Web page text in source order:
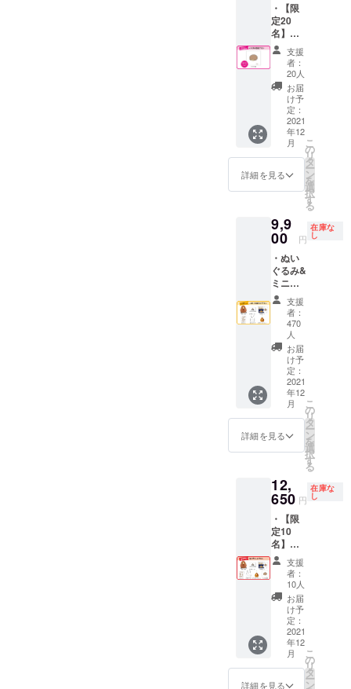
す。 消
費税と
送料を
含んだ
金額で
す。
・【限
定20
名】イ
ラスト
原画 こ
ちらは
単品の
リター
ンで
す。 画
像はイ
メージ
です。
消費税
と送料
です。
支援
者：
20人
お届
け予
定：
2021
年12
月
詳細を見る
こ
の
リ
タ
ー
ン
を
選
択
す
る
9,9
00 円
在庫な
し
・ぬい
ぐるみ&
ミニマ
スコッ
ト付
き！一
緒にお
出かけ
プラン
①ぬい
ぐるみ
②サン
キュー
レ
ター
テッ
カー ⑤
シェ
バッグ
⑥マス
コット
キー
チェー
ン 画像
はイ
メージ
です。
消費税
と送料
を含ん
だ金額
支援
者：
470
人
お届
け予
定：
2021
年12
月
詳細を見る
こ
の
リ
タ
ー
ン
を
選
択
す
る
12,
650 円
在庫な
し
・【限
定10
名】原
画イラ
ストあ
り♪ ぬ
いぐる
み＆ミ
ニマス
コット
もつい
たコン
プリー
トプラ
支援
者：
10人
お届
け予
定：
2021
年12
月
詳細を見る
こ
の
リ
タ
ー
ン